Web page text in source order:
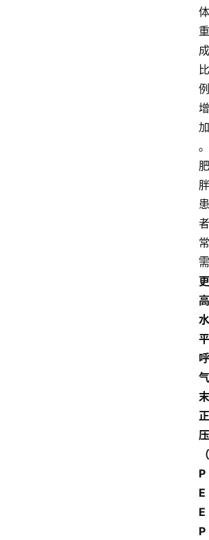
体
重
成
比
例
增
加
。
肥
胖
患
者
常
需
更
高
水
平
呼
气
末
正
压
（
P
E
E
P